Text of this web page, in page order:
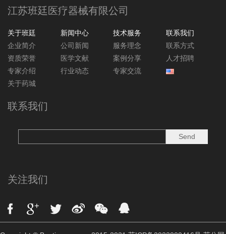
江苏班廷医疗器械有限公司
关于班廷
企业简介
资质荣誉
专家介绍
关于药城
新闻中心
公司新闻
医学文献
行业动态
技术服务
服务理念
案例分享
专家交流
联系我们
联系方式
人才招聘
联系我们
关注我们